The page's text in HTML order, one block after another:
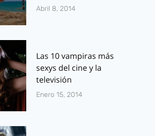
Abril 8, 2014
Las 10 vampiras más
sexys del cine y la
televisión
Enero 15, 2014